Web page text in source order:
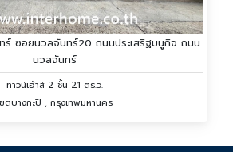
ร์ ซอยนวลจันทร์20 ถนนประเสริฐมนูกิจ ถนน
นวลจันทร์
ทาวน์เฮ้าส์ 2 ชั้น 21 ตร.ว.
ตบางกะปิ , กรุงเทพมหานคร